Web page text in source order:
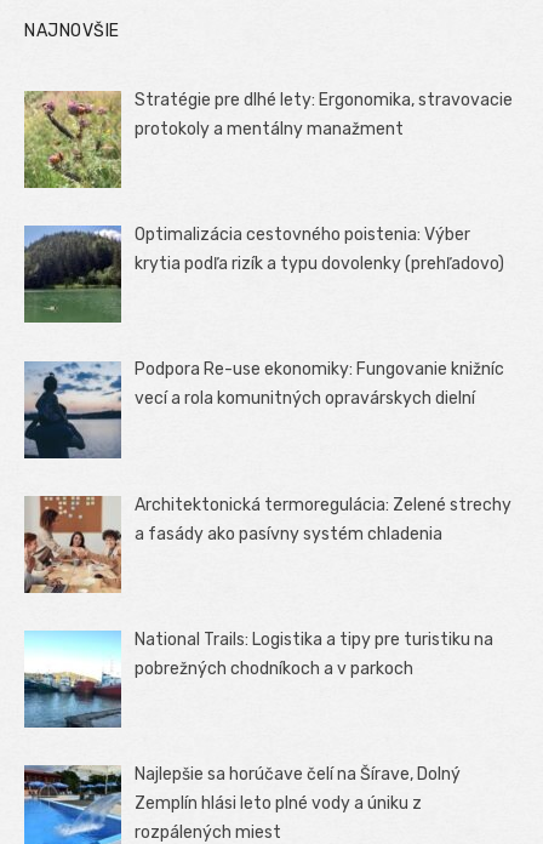
NAJNOVŠIE
Stratégie pre dlhé lety: Ergonomika, stravovacie
protokoly a mentálny manažment
Optimalizácia cestovného poistenia: Výber
krytia podľa rizík a typu dovolenky (prehľadovo)
Podpora Re-use ekonomiky: Fungovanie knižníc
vecí a rola komunitných opravárskych dielní
Architektonická termoregulácia: Zelené strechy
a fasády ako pasívny systém chladenia
National Trails: Logistika a tipy pre turistiku na
pobrežných chodníkoch a v parkoch
Najlepšie sa horúčave čelí na Šírave, Dolný
Zemplín hlási leto plné vody a úniku z
rozpálených miest